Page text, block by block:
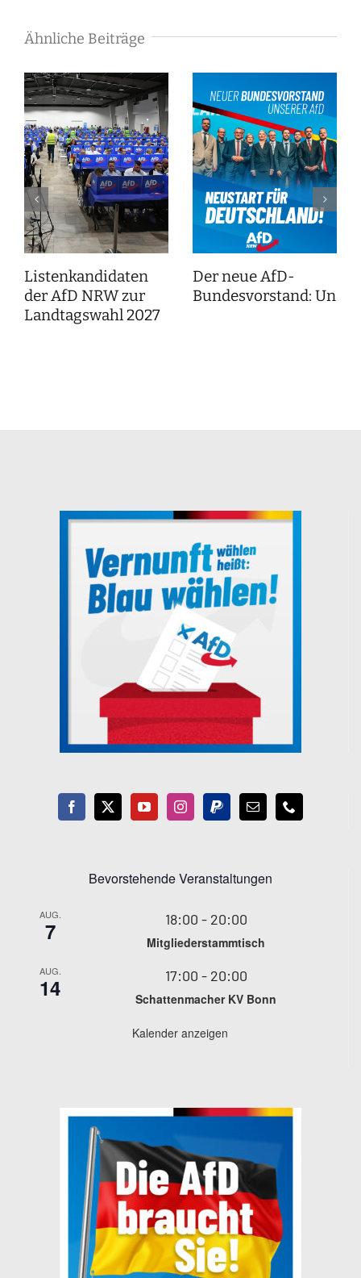
Ähnliche Beiträge
Listenkandidaten
der AfD NRW zur
Landtagswahl 2027
Der neue AfD-
Bundesvorstand:
Bevorstehende Veranstaltungen
AUG.
7 18:00 - 20:00
Mitgliederstammtisch
AUG.
14 17:00 - 20:00
Schattenmacher KV Bonn
Kalender anzeigen